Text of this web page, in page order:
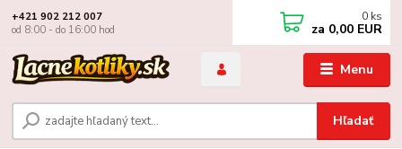
Menu
Hľadať
+421 902 212 007
od 8:00 - do 16:00 hod
0 ks
za 0,00 EUR